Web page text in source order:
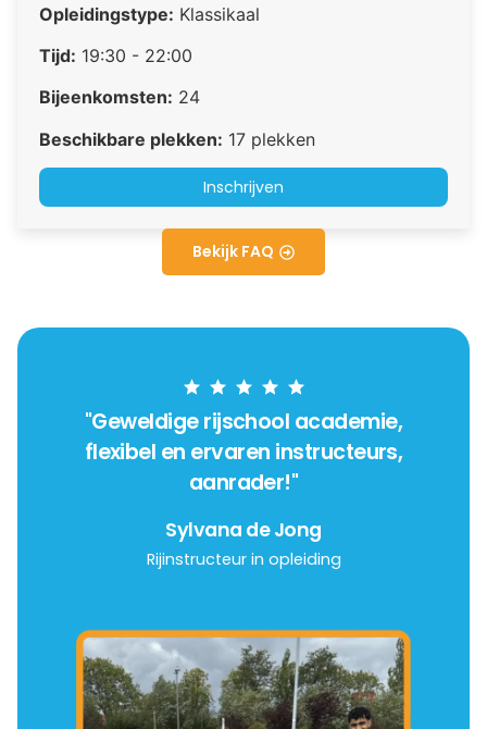
Opleidingstype: Klassikaal
Tijd: 19:30 - 22:00
Bijeenkomsten: 24
Beschikbare plekken: 17 plekken
Inschrijven
Bekijk FAQ
"Geweldige rijschool academie,
flexibel en ervaren instructeurs,
aanrader!"
Sylvana de Jong
Rijinstructeur in opleiding